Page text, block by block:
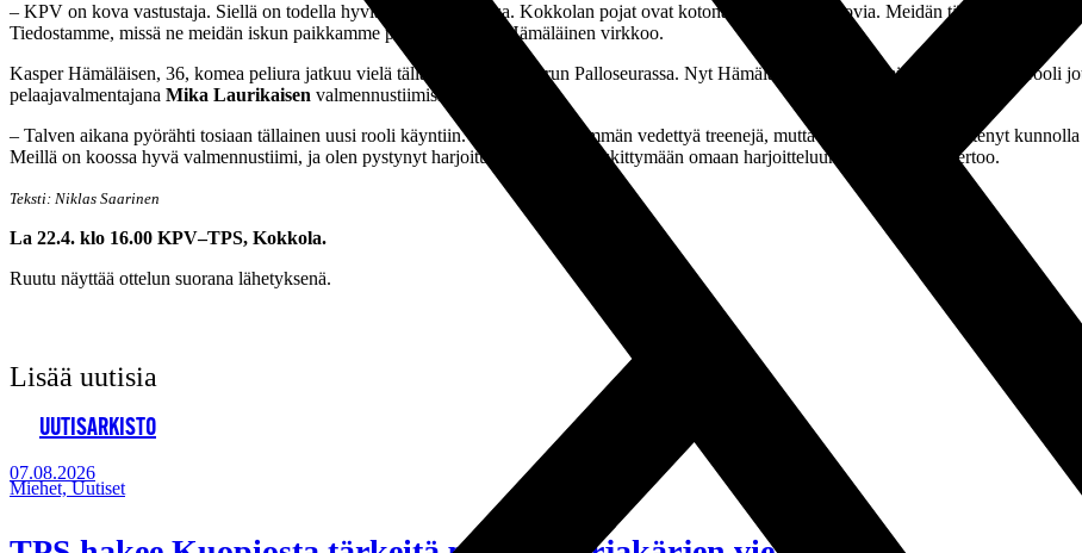
– KPV on kova vastustaja. Siellä on todella hyviä pelaajia vastassa. Kokkolan pojat ovat kotona olleet todella kovia. Meidän täytyy lähteä
Tiedostamme, missä ne meidän iskun paikkamme pelillisesti ovat, Hämäläinen virkkoo.
Kasper Hämäläisen, 36, komea peliura jatkuu vielä tälläkin kaudella Turun Palloseurassa. Nyt Hämäläisellä on pelaamisen lisäksi myös rooli
pelaajavalmentajana Mika Laurikaisen valmennustiimissä.
– Talven aikana pyörähti tosiaan tällainen uusi rooli käyntiin. Alkuun tuli enemmän vedettyä treenejä, mutta nyt kun kausi on lähtenyt
Meillä on koossa hyvä valmennustiimi, ja olen pystynyt harjoituksissa hyvin keskittymään omaan harjoitteluuni, Hämäläinen kertoo.
Teksti: Niklas Saarinen
La 22.4. klo 16.00 KPV–TPS, Kokkola.
Ruutu näyttää ottelun suorana lähetyksenä.
Lisää uutisia
UUTISARKISTO
07.08.2026
Miehet, Uutiset